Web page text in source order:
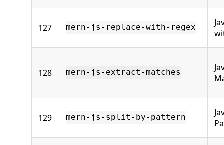
127 mern-js-replace-with-regex
128 mern-js-extract-matches
129 mern-js-split-by-pattern